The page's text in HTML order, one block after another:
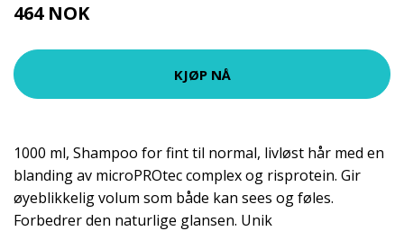
464 NOK
KJØP NÅ
1000 ml, Shampoo for fint til normal, livløst hår med en
blanding av microPROtec complex og risprotein. Gir
øyeblikkelig volum som både kan sees og føles.
Forbedrer den naturlige glansen. Unik